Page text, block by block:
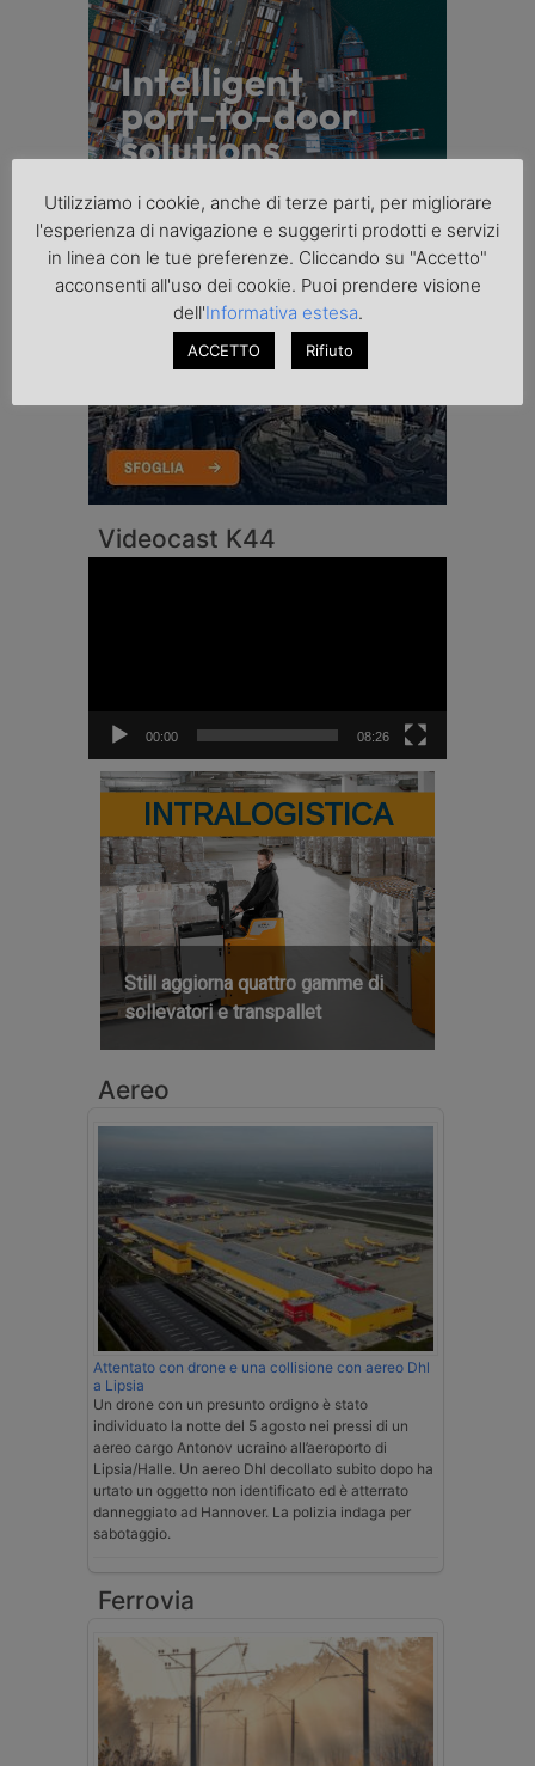
Videocast K44
00:00 08:26
INTRALOGISTICA
Still aggiorna quattro gamme di
sollevatori e transpallet
Aereo
Attentato con drone e una collisione con aereo Dhl
a Lipsia
Un drone con un presunto ordigno è stato
individuato la notte del 5 agosto nei pressi di un
aereo cargo Antonov ucraino all’aeroporto di
Lipsia/Halle. Un aereo Dhl decollato subito dopo ha
urtato un oggetto non identificato ed è atterrato
danneggiato ad Hannover. La polizia indaga per
sabotaggio.
Ferrovia
Utilizziamo i cookie, anche di terze parti, per migliorare
l'esperienza di navigazione e suggerirti prodotti e servizi
in linea con le tue preferenze. Cliccando su "Accetto"
acconsenti all'uso dei cookie. Puoi prendere visione
dell'Informativa estesa.
ACCETTO Rifiuto